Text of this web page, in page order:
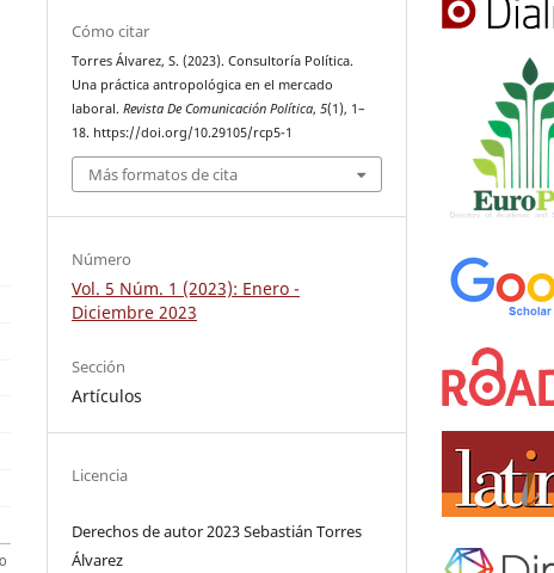
Cómo citar
Torres Álvarez, S. (2023). Consultoría Política.
Una práctica antropológica en el mercado
laboral.Revista De Comunicación Política,5(1), 1–
18. https://doi.org/10.29105/rcp5-1
Más formatos de cita
Número
Vol. 5 Núm. 1 (2023): Enero -
Diciembre 2023
Sección
Artículos
Licencia
Derechos de autor 2023 Sebastián Torres
Álvarez